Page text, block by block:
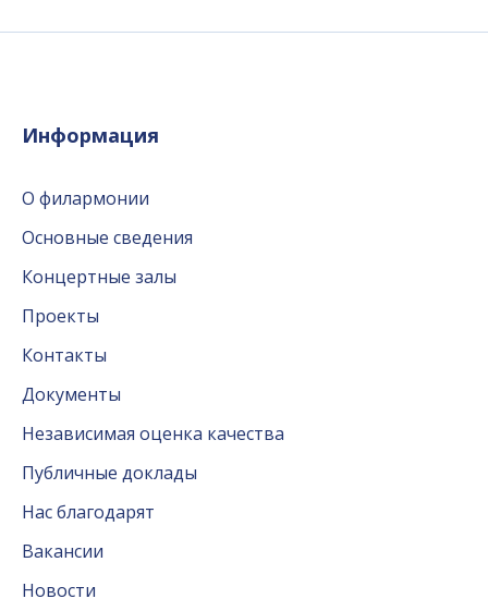
Информация
О филармонии
Основные сведения
Концертные залы
Проекты
Контакты
Документы
Независимая оценка качества
Публичные доклады
Нас благодарят
Вакансии
Новости